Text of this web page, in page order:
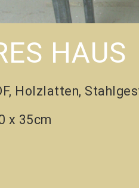
HAUS
Holzlatten,
x 35cm